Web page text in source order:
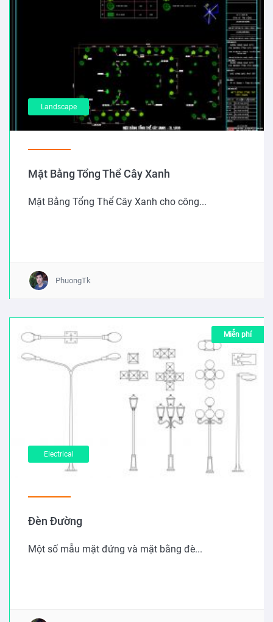
Landscape
Mặt Bằng Tổng Thể Cây Xanh
Mặt Bằng Tổng Thể Cây Xanh cho công...
PhuongTk
Electrical
Miễn phí
Đèn Đường
Một số mẫu mặt đứng và mặt bằng đè...